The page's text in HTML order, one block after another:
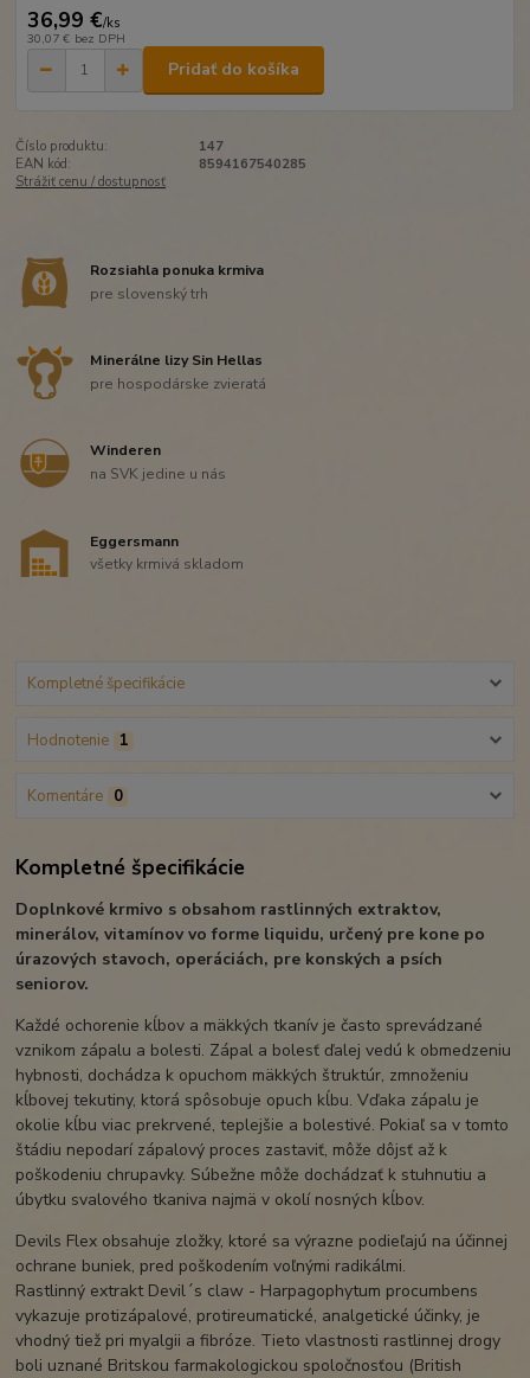
36,99 €/ks
30,07 € bez DPH
Pridať do košíka
Číslo produktu:
147
EAN kód:
8594167540285
Strážiť cenu / dostupnosť
Rozsiahla ponuka krmiva
pre slovenský trh
Minerálne lizy Sin Hellas
pre hospodárske zvieratá
Winderen
na SVK jedine u nás
Eggersmann
všetky krmivá skladom
Kompletné špecifikácie
Hodnotenie 1
Komentáre 0
Kompletné špecifikácie
Doplnkové krmivo s obsahom rastlinných extraktov,
minerálov, vitamínov vo forme liquidu, určený pre kone po
úrazových stavoch, operáciách, pre konských a psích
seniorov.
Každé ochorenie kĺbov a mäkkých tkanív je často sprevádzané
vznikom zápalu a bolesti. Zápal a bolesť ďalej vedú k obmedzeniu
hybnosti, dochádza k opuchom mäkkých štruktúr, zmnoženiu
kĺbovej tekutiny, ktorá spôsobuje opuch kĺbu. Vďaka zápalu je
okolie kĺbu viac prekrvené, teplejšie a bolestivé. Pokiaľ sa v tomto
štádiu nepodarí zápalový proces zastaviť, môže dôjsť až k
poškodeniu chrupavky. Súbežne môže dochádzať k stuhnutiu a
úbytku svalového tkaniva najmä v okolí nosných kĺbov.
Devils Flex obsahuje zložky, ktoré sa výrazne podieľajú na účinnej
ochrane buniek, pred poškodením voľnými radikálmi.
Rastlinný extrakt Devil´s claw - Harpagophytum procumbens
vykazuje protizápalové, protireumatické, analgetické účinky, je
vhodný tiež pri myalgii a fibróze. Tieto vlastnosti rastlinnej drogy
boli uznané Britskou farmakologickou spoločnosťou (British